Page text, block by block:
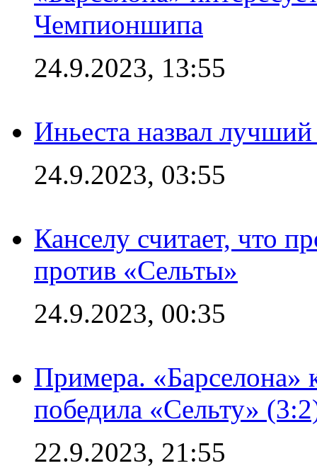
Чемпионшипа
24.9.2023, 13:55
Иньеста назвал
24.9.2023, 03:55
Канселу считает, что
против «Сельты»
24.9.2023, 00:35
Примера. «Барселона»
победила «Сельту»
22.9.2023, 21:55